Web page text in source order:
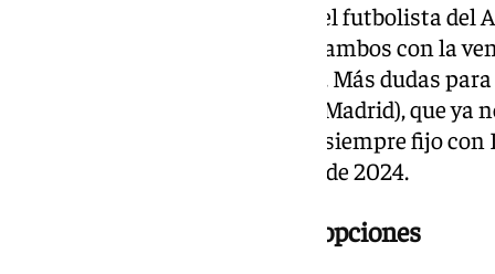
una plaza que también desean el futbolista del
el del FC Barcelona Eric García, ambos con la
poder jugar en otras posiciones. Más dudas
Robin Le Normand (Atlético de Madrid), que ya
hasta entonces había sido casi siempre fijo
Laporte en la exitosa Eurocopa de 2024.
Merino y Gavi, con muchas opciones